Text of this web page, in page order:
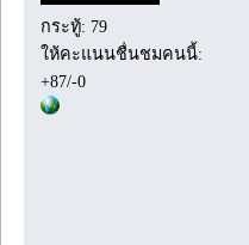
กระทู้: 79
ให้คะแนนชื่นชมคนนี้:
+87/-0